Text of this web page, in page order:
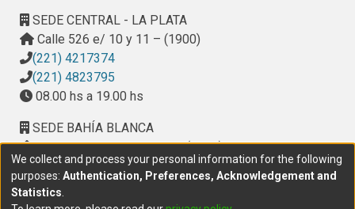
SEDE CENTRAL - LA PLATA
Calle 526 e/ 10 y 11 – (1900)
(221) 4217374
(221) 4823795
08.00 hs a 19.00 hs
SEDE BAHÍA BLANCA
Calle Ciudad de Cali 320 – (8000). Universidad
Provincial del Sudoeste (UPSO)
(291) 459 2550, interno 147
10.00 h a 14.00 h
We collect and process your personal information for the following
purposes: Authentication, Preferences, Acknowledgement and
Statistics